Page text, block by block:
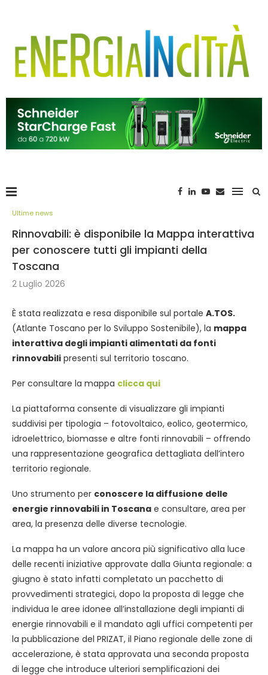
Ultime news
Rinnovabili: è disponibile la Mappa interattiva
per conoscere tutti gli impianti della
Toscana
2 Luglio 2026
È stata realizzata e resa disponibile sul portale A.TOS.
(Atlante Toscano per lo Sviluppo Sostenibile), la mappa
interattiva degli impianti alimentati da fonti
rinnovabili presenti sul territorio toscano.
Per consultare la mappa clicca qui
La piattaforma consente di visualizzare gli impianti
suddivisi per tipologia – fotovoltaico, eolico, geotermico,
idroelettrico, biomasse e altre fonti rinnovabili – offrendo
una rappresentazione geografica dettagliata dell’intero
territorio regionale.
Uno strumento per conoscere la diffusione delle
energie rinnovabili in Toscana e consultare, area per
area, la presenza delle diverse tecnologie.
La mappa ha un valore ancora più significativo alla luce
delle recenti iniziative approvate dalla Giunta regionale: a
giugno è stato infatti completato un pacchetto di
provvedimenti strategici, dopo la proposta di legge che
individua le aree idonee all’installazione degli impianti di
energie rinnovabili e il mandato agli uffici competenti per
la pubblicazione del PRIZAT, il Piano regionale delle zone di
accelerazione, è stata approvata una seconda proposta
di legge che introduce ulteriori semplificazioni dei